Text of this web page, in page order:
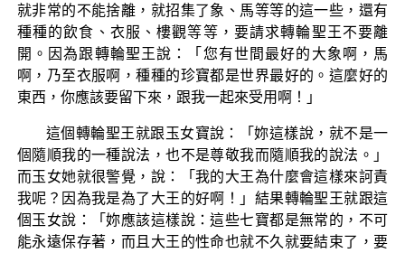
就非常的不能捨離，就招集了象、馬等等的這一些，還有
種種的飲食、衣服、樓觀等等，要請求轉輪聖王不要離
開。因為跟轉輪聖王說：「您有世間最好的大象啊，馬
啊，乃至衣服啊，種種的珍寶都是世界最好的。這麼好的
東西，你應該要留下來，跟我一起來受用啊！」
這個轉輪聖王就跟玉女寶說：「妳這樣說，就不是一
個隨順我的一種說法，也不是尊敬我而隨順我的說法。」
而玉女她就很警覺，說：「我的大王為什麼會這樣來訶責
我呢？因為我是為了大王的好啊！」結果轉輪聖王就跟這
個玉女說：「妳應該這樣說：這些七寶都是無常的，不可
能永遠保存著，而且大王的性命也就不久就要結束了，要